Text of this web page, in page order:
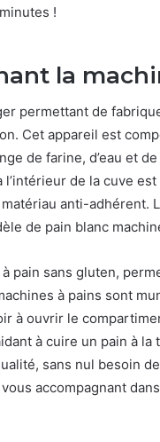
!
la
permettant de
Cet appareil est
de farine, d’eau et
de la cuve
anti-adhérent.
de pain blanc
pain sans gluten,
à pains sont
à ouvrir le
à cuire un pain à
sans nul besoin
accompagnant